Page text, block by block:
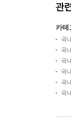
관
카테
국
국
국
국
국
국